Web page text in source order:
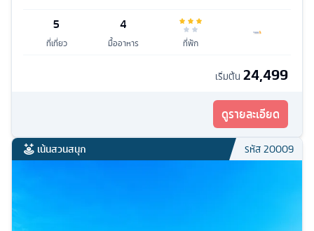
5
ที่เที่ยว
4
มื้ออาหาร ที่พัก
เริ่มต้น 24,499
ดูรายละเอียด
เน้นสวนสนุก รหัส20009